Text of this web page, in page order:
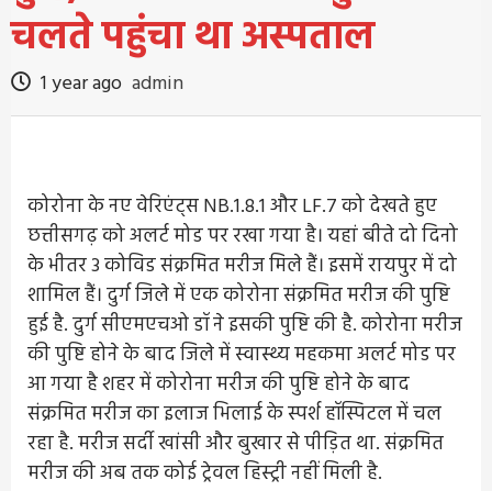
चलते पहुंचा था अस्पताल
1 year ago admin
कोरोना के नए वेरिएंट्स NB.1.8.1 और LF.7 को देखते हुए
छत्तीसगढ़ को अलर्ट मोड पर रखा गया है। यहां बीते दो दिनो
के भीतर 3 कोविड संक्रमित मरीज मिले हैं। इसमें रायपुर में दो
शामिल हैं। दुर्ग जिले में एक कोरोना संक्रमित मरीज की पुष्टि
हुई है. दुर्ग सीएमएचओ डॉ ने इसकी पुष्टि की है. कोरोना मरीज
की पुष्टि होने के बाद जिले में स्वास्थ्य महकमा अलर्ट मोड पर
आ गया है शहर में कोरोना मरीज की पुष्टि होने के बाद
संक्रमित मरीज का इलाज भिलाई के स्पर्श हॉस्पिटल में चल
रहा है. मरीज सर्दी खांसी और बुखार से पीड़ित था. संक्रमित
मरीज की अब तक कोई ट्रेवल हिस्ट्री नहीं मिली है.